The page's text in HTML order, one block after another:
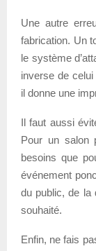
Une autre
fabrication. Un
le système
inverse de
il donne une
Il faut aussi
Pour un salon
besoins que
événement
du public, de la
souhaité.
Enfin, ne fais